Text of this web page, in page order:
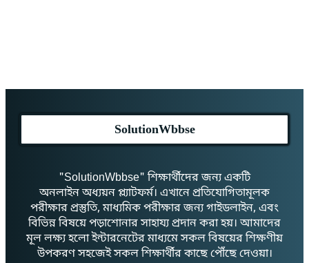
SolutionWbbse
"SolutionWbbse" শিক্ষার্থীদের জন্য একটি
অনলাইন অধ্যয়ন প্ল্যাটফর্ম। এখানে প্রতিযোগিতামূলক
পরীক্ষার প্রস্তুতি, মাধ্যমিক পরীক্ষার জন্য গাইডলাইন, এবং
বিভিন্ন বিষয়ে পড়াশোনার সাহায্য প্রদান করা হয়। আমাদের
মূল লক্ষ্য হলো ইন্টারনেটের মাধ্যমে সকল বিষয়ের শিক্ষণীয়
উপকরণ সহজেই সকল শিক্ষার্থীর কাছে পৌঁছে দেওয়া।